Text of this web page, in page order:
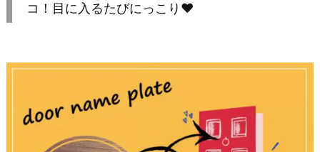
コ！目に入るたびにっこり♥